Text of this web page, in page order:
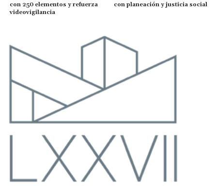
con 250 elementos y refuerza
videovigilancia
con planeación y justicia social